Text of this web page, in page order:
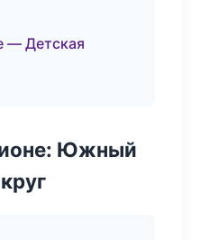
— Детская
Южный